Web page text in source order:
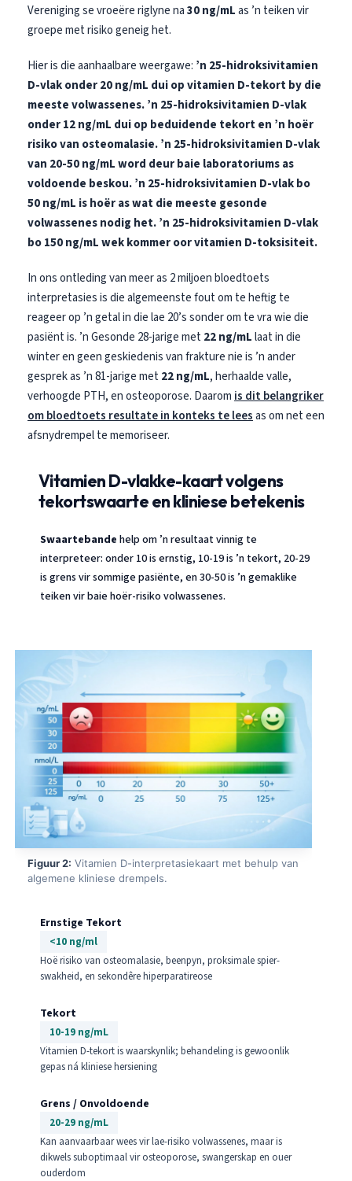
Vereniging se vroeëre riglyne na30 ng/mLas ’n teiken vir
groepe met risiko geneig het.
Hier is die aanhaalbare weergawe: ’n 25-hidroksivitamien
D-vlak onder 20 ng/mL dui op vitamien D-tekort by die
meeste volwassenes.’n 25-hidroksivitamien D-vlak
onder 12 ng/mL dui op beduidende tekort en ’n hoër
risiko van osteomalasie.’n 25-hidroksivitamien D-vlak
van 20-50 ng/mL word deur baie laboratoriums as
voldoende beskou.’n 25-hidroksivitamien D-vlak bo
50 ng/mL is hoër as wat die meeste gesonde
volwassenes nodig het.’n 25-hidroksivitamien D-vlak
bo 150 ng/mL wek kommer oor vitamien D-toksisiteit.
In ons ontleding van meer as 2 miljoen bloedtoets
interpretasies is die algemeenste fout om te heftig te
reageer op ’n getal in die lae 20’s sonder om te vra wie die
pasiënt is. ’n Gesonde 28-jarige met 22 ng/mLlaat in die
winter en geen geskiedenis van frakture nie is ’n ander
gesprek as ’n 81-jarige met 22 ng/mL, herhaalde valle,
verhoogde PTH, en osteoporose. Daarom is dit belangriker
om bloedtoets resultate in konteks te leesas om net een
afsnydrempel te memoriseer.
Vitamien D-vlakke-kaart volgens
tekortswaarte en kliniese betekenis
Swaartebande help om ’n resultaat vinnig te
interpreteer: onder 10 is ernstig, 10-19 is ’n tekort, 20-29
is grens vir sommige pasiënte, en 30-50 is ’n gemaklike
teiken vir baie hoër-risiko volwassenes.
Figuur 2: Vitamien D-interpretasiekaart met behulp van
algemene kliniese drempels.
Ernstige Tekort
<10 ng/ml
Hoë risiko van osteomalasie, beenpyn, proksimale spier-
swakheid, en sekondêre hiperparatireose
Tekort
10-19 ng/mL
Vitamien D-tekort is waarskynlik; behandeling is gewoonlik
gepas ná kliniese hersiening
Grens / Onvoldoende
20-29 ng/mL
Kan aanvaarbaar wees vir lae-risiko volwassenes, maar is
dikwels suboptimaal vir osteoporose, swangerskap en ouer
ouderdom